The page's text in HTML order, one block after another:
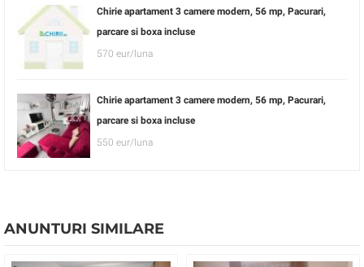
Chirie apartament 3 camere modern, 56 mp, Pacurari,
parcare si boxa incluse
570 eur/luna
Chirie apartament 3 camere modern, 56 mp, Pacurari,
parcare si boxa incluse
550 eur/luna
ANUNTURI SIMILARE